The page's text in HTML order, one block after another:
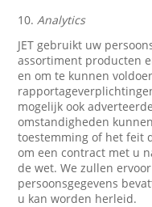
10.Analytics
JET gebruikt uw
assortiment producten
en om te kunnen
mogelijk ook
omstandigheden
toestemming of het feit
om een contract met u
de wet. We zullen
persoonsgegevens
u kan worden herleid.